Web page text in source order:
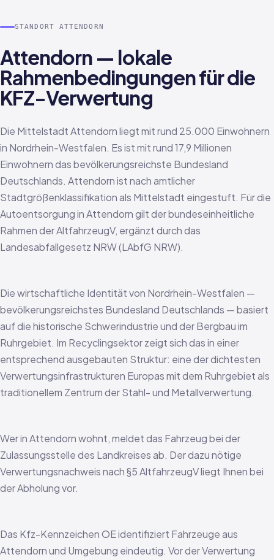
STANDORT ATTENDORN
Attendorn — lokale
Rahmenbedingungen für die
KFZ-Verwertung
Die Mittelstadt Attendorn liegt mit rund 25.000 Einwohnern
in Nordrhein-Westfalen. Es ist mit rund 17,9 Millionen
Einwohnern das bevölkerungsreichste Bundesland
Deutschlands. Attendorn ist nach amtlicher
Stadtgrößenklassifikation als Mittelstadt eingestuft. Für die
Autoentsorgung in Attendorn gilt der bundeseinheitliche
Rahmen der AltfahrzeugV, ergänzt durch das
Landesabfallgesetz NRW (LAbfG NRW).
Die wirtschaftliche Identität von Nordrhein-Westfalen —
bevölkerungsreichstes Bundesland Deutschlands — basiert
auf die historische Schwerindustrie und der Bergbau im
Ruhrgebiet. Im Recyclingsektor zeigt sich das in einer
entsprechend ausgebauten Struktur: eine der dichtesten
Verwertungsinfrastrukturen Europas mit dem Ruhrgebiet als
traditionellem Zentrum der Stahl- und Metallverwertung.
Wer in Attendorn wohnt, meldet das Fahrzeug bei der
Zulassungsstelle des Landkreises ab. Der dazu nötige
Verwertungsnachweis nach §5 AltfahrzeugV liegt Ihnen bei
der Abholung vor.
Das Kfz-Kennzeichen OE identifiziert Fahrzeuge aus
Attendorn und Umgebung eindeutig. Vor der Verwertung